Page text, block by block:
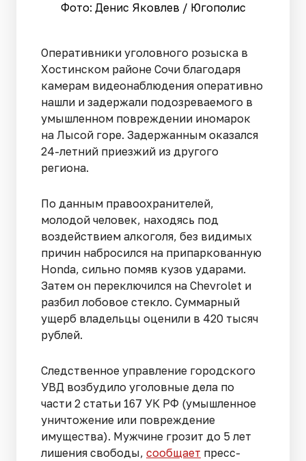
Фото: Денис Яковлев / Югополис
Оперативники уголовного розыска в
Хостинском районе Сочи благодаря
камерам видеонаблюдения оперативно
нашли и задержали подозреваемого в
умышленном повреждении иномарок
на Лысой горе. Задержанным оказался
24-летний приезжий из другого
региона.
По данным правоохранителей,
молодой человек, находясь под
воздействием алкоголя, без видимых
причин набросился на припаркованную
Honda, сильно помяв кузов ударами.
Затем он переключился на Chevrolet и
разбил лобовое стекло. Суммарный
ущерб владельцы оценили в 420 тысяч
рублей.
Следственное управление городского
УВД возбудило уголовные дела по
части 2 статьи 167 УК РФ (умышленное
уничтожение или повреждение
имущества). Мужчине грозит до 5 лет
лишения свободы, сообщает пресс-